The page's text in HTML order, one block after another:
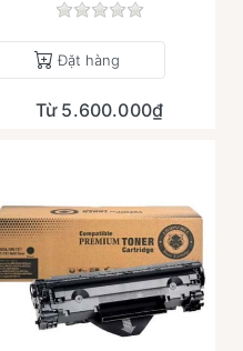
Chưa có đánh giá
Đặt hàng
Từ 5.600.000₫